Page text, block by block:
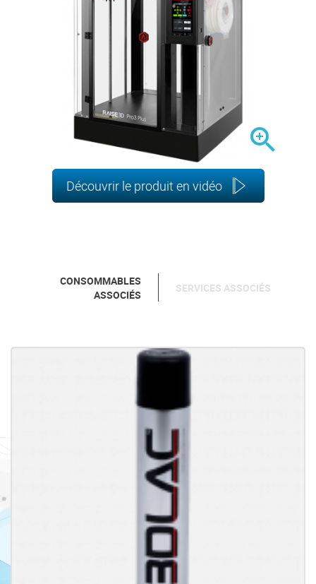

Découvrir le produit en vidéo
CONSOMMABLES
ASSOCIÉS
SERVICES ASSOCIÉS